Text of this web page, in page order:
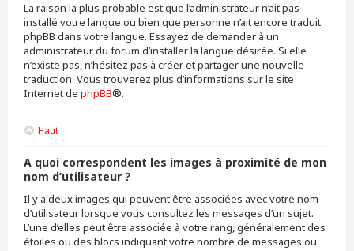
La raison la plus probable est que l’administrateur n’ait pas
installé votre langue ou bien que personne n’ait encore traduit
phpBB dans votre langue. Essayez de demander à un
administrateur du forum d’installer la langue désirée. Si elle
n’existe pas, n’hésitez pas à créer et partager une nouvelle
traduction. Vous trouverez plus d’informations sur le site
Internet de phpBB®.
Haut
A quoi correspondent les images à proximité de mon
nom d’utilisateur ?
Il y a deux images qui peuvent être associées avec votre nom
d’utilisateur lorsque vous consultez les messages d’un sujet.
L’une d’elles peut être associée à votre rang, généralement des
étoiles ou des blocs indiquant votre nombre de messages ou